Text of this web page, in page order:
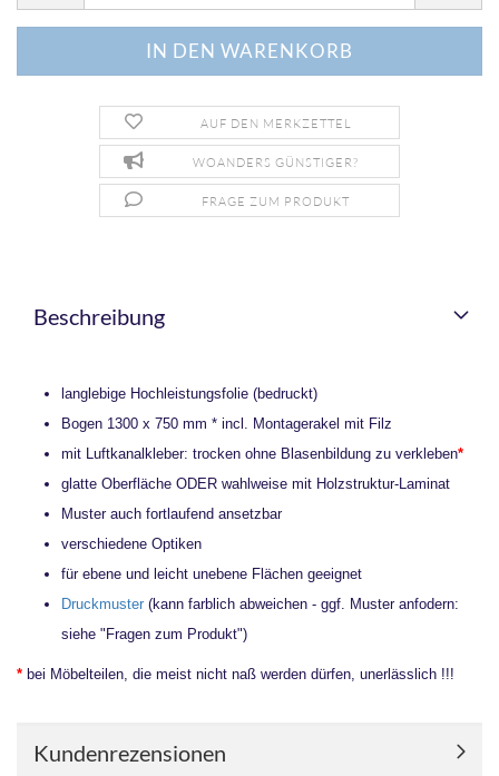
AUF DEN MERKZETTEL
WOANDERS GÜNSTIGER?
FRAGE ZUM PRODUKT
Beschreibung
langlebige Hochleistungsfolie (bedruckt)
Bogen 1300 x 750 mm * incl. Montagerakel mit Filz
mit Luftkanalkleber: trocken ohne Blasenbildung zu verkleben*
glatte Oberfläche ODER wahlweise mit Holzstruktur-Laminat
Muster auch fortlaufend ansetzbar
verschiedene Optiken
für ebene und leicht unebene Flächen geeignet
Druckmuster (kann farblich abweichen - ggf. Muster anfodern:
siehe "Fragen zum Produkt")
* bei Möbelteilen, die meist nicht naß werden dürfen, unerlässlich !!!
Kundenrezensionen